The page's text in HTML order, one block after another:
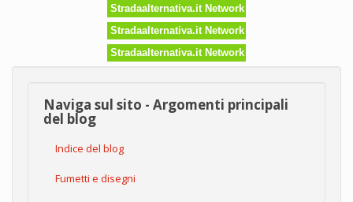
Stradaalternativa.it Network
Stradaalternativa.it Network
Stradaalternativa.it Network
Naviga sul sito - Argomenti principali
del blog
Indice del blog
Fumetti e disegni